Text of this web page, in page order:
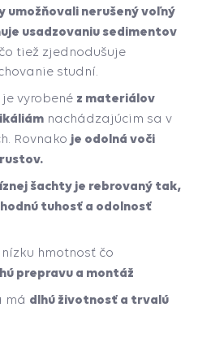
umožňovali nerušený voľný
usadzovaniu sedimentov
tiež zjednodušuje
studní.
vyrobené z materiálov
nachádzajúcim sa v
Rovnako je odolná voči
šachty je rebrovaný tak,
tuhosť a odolnosť
hmotnosť čo
prepravu a montáž
má dlhú životnosť a trvalú